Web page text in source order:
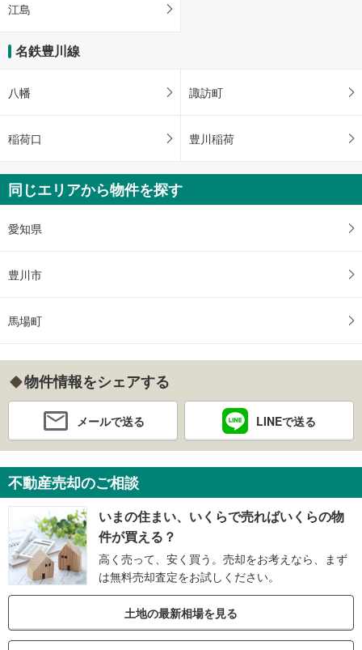
江島
名鉄豊川線
八幡 諏訪町
稲荷口 豊川稲荷
同じエリアから物件を探す
愛知県
豊川市
馬場町
物件情報をシェアする
メールで送る LINEで送る
不動産売却のご相談
いまの住まい、いくらで売ればいくらの物
件が買える？
高く売って、安く買う。売却をお考えなら、まず
は無料売却査定をお試しください。
土地の最新相場を見る